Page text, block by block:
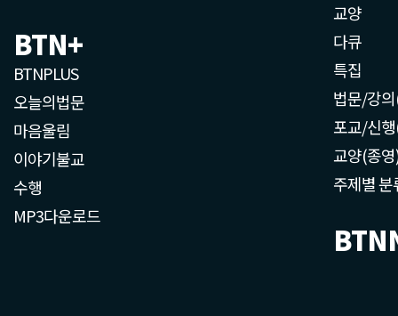
BTN+
BTNPLUS
오늘의법문
마음울림
이야기불교
수행
MP3다운로드
교양
다큐
특집
법문/강
포교/신
교양(종
주제별 분